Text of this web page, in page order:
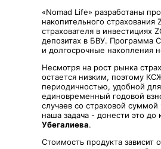
«Nomad Life» разработаны
накопительного страхования
страхователя в инвестициях
депозитах в БВУ. Программа
и долгосрочные накопления
Несмотря на рост рынка
остается низким, поэтому
периодичностью, удобной
единовременный годовой
случаев со страховой
наша задача - донести это
Убегалиева.
Стоимость продукта